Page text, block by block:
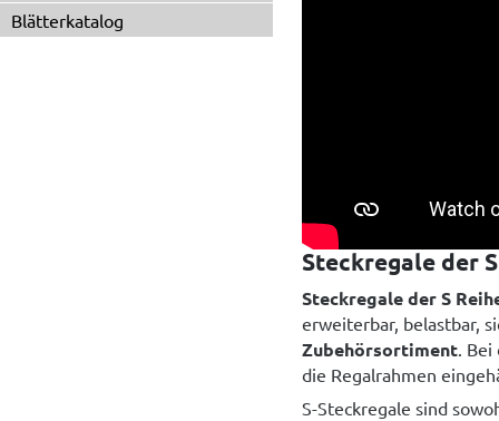
Blätterkatalog
Steckregale der
Steckregale der S
erweiterbar, belastbar,
Zubehörsortiment. Bei
die Regalrahmen
S-Steckregale sind